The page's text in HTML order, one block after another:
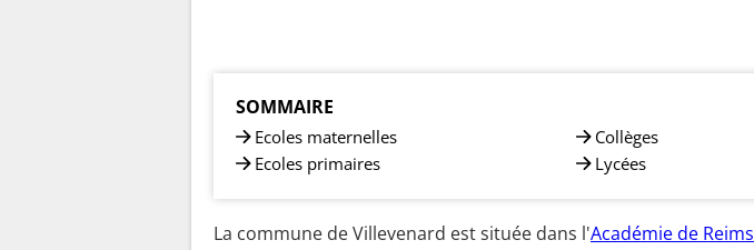
SOMMAIRE
Ecoles maternelles
Ecoles primaires
Collèges
Lycées
La commune de Villevenard est située dans l'Académie de Reims